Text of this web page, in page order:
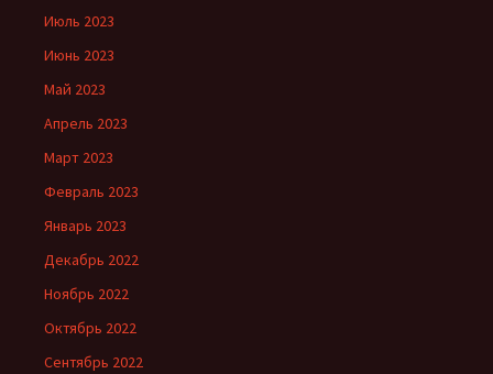
Июль 2023
Июнь 2023
Май 2023
Апрель 2023
Март 2023
Февраль 2023
Январь 2023
Декабрь 2022
Ноябрь 2022
Октябрь 2022
Сентябрь 2022